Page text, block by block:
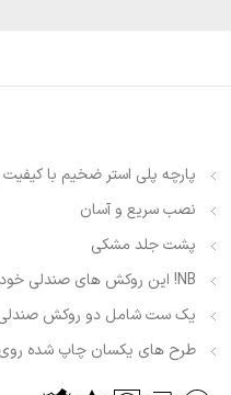
پارچه پلی استر ضخیم با کیفیت
نصب سریع و آسان
پشت جلد مشکی
NB! این روکش های صندلی
یک ست شامل دو روکش
طرح های یکسان چاپ شده